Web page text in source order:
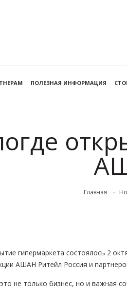
ПОЛЕЗНАЯ ИНФОРМАЦИЯ
Главная
гипермаркета состоялось 2
АШАН Ритейл Россия и
не только бизнес, но и важная